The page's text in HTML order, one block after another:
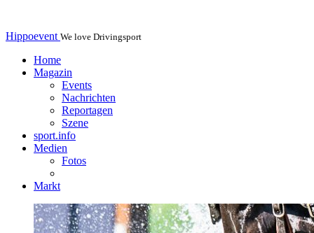
Hippoevent We love Drivingsport
Home
Magazin
Events
Nachrichten
Reportagen
Szene
sport.info
Medien
Fotos
Markt